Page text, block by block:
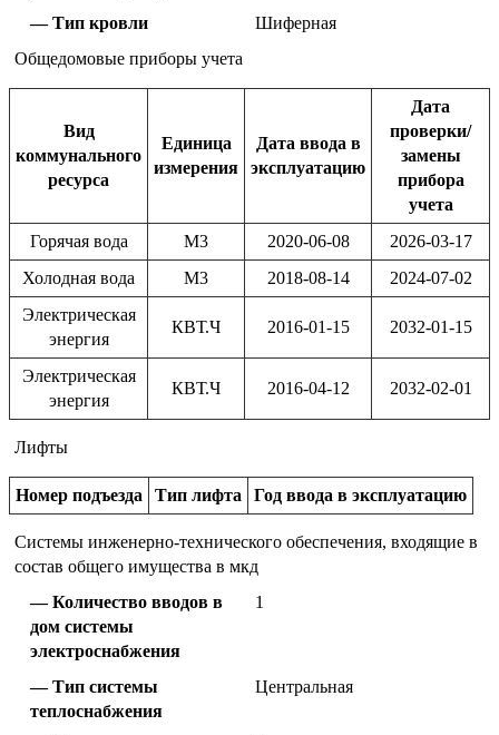
Тип кровли
Шиферная
Общедомовые приборы учета
Вид
коммунального
ресурса
Единица
измерения
Дата ввода в
эксплуатацию
Дата
проверки/
замены
прибора
учета
Горячая вода
М3 2020-06-08
2026-03-17
Холодная вода
М3 2018-08-14
2024-07-02
Электрическая
энергия
КВТ.Ч 2016-01-15 2032-01-15
Электрическая
энергия
КВТ.Ч 2016-04-12 2032-02-01
Лифты
Номер подъезда Тип лифта Год ввода в эксплуатацию
Системы инженерно-технического обеспечения, входящие в
состав общего имущества в мкд
Количество вводов в
дом системы
электроснабжения
1
Тип системы
теплоснабжения
Центральная